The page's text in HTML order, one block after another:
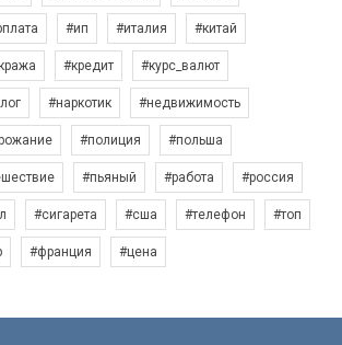
#ип #италия #китай
#кредит #курс_валют
#наркотик #недвижимость
#полиция #польша
#пьяный #работа #россия
#сигарета #сша #телефон #топ
#франция #цена